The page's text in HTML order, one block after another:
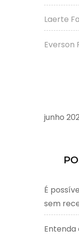
Laerte
Everson
junho
É
sem
Entenda